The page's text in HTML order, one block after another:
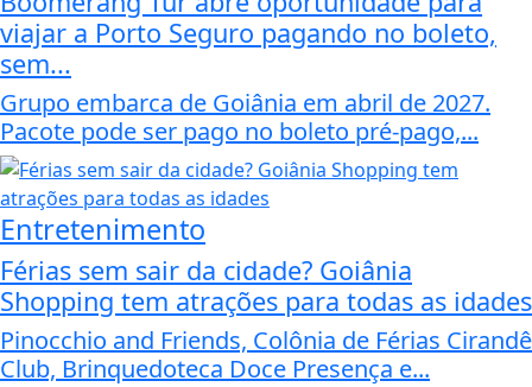
viajar a Porto Seguro pagando no boleto,
sem...
Grupo embarca de Goiânia em abril de 2027.
Pacote pode ser pago no boleto pré-pago,...
Entretenimento
Férias sem sair da cidade? Goiânia
Shopping tem atrações para todas as idades
Pinocchio and Friends, Colônia de Férias Cirandê
Club, Brinquedoteca Doce Presença e...